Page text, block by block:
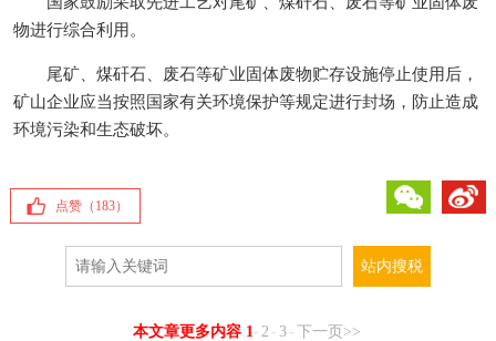
物进行综合利用。
尾矿、煤矸石、废石等矿业固体废物贮存设施停止使用后，
矿山企业应当按照国家有关环境保护等规定进行封场，防止造成
环境污染和生态破坏。
点赞（ 183）
本文章更多内容: 1- 2 - 3 - 下一页>>